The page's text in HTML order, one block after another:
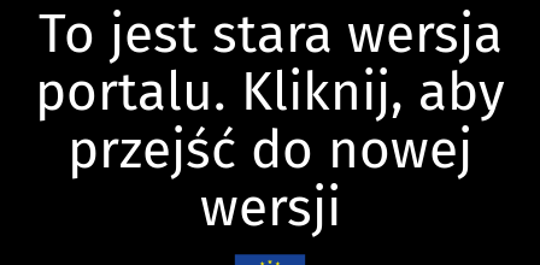
To jest stara wersja
portalu. Kliknij, aby
przejść do nowej
wersji